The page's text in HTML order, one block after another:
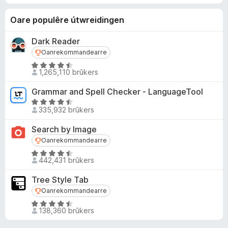
Oare populêre útwreidingen
Dark Reader
Oanrekommandearre
Oanrekommandearre
W
u
r
d
e
r
r
i
n
4
.
5
1,265,110 brûkers
Grammar and Spell Checker - LanguageTool
W
u
r
d
e
a
r
i
n
g
335,932 brûkers
Search by Image
Oanrekommandearre
Oanrekommandearre
W
u
r
d
e
a
442,431 brûkers
Tree Style Tab
Oanrekommandearre
Oanrekommandearre
W
u
138,360 brûkers